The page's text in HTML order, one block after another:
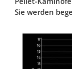
Sie werden